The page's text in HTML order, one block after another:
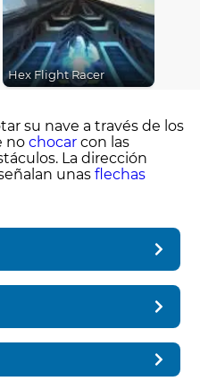
Hex Flight Racer
su nave a través de los
no chocar con las
La dirección
unas flechas